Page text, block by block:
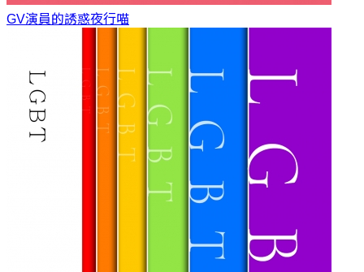
GV演員的誘惑夜行喵